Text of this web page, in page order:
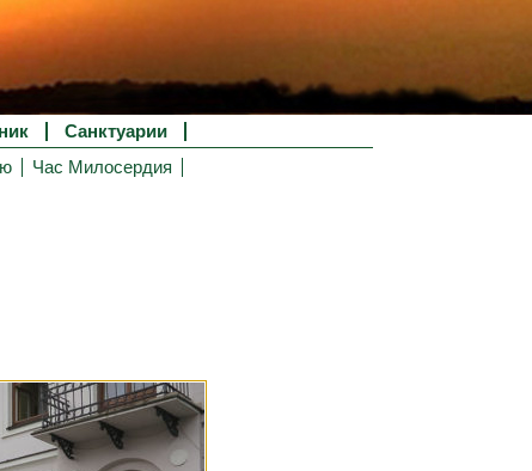
Санктуарии
Час Милосердия